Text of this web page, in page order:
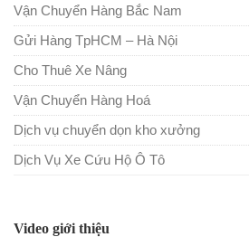
Vận Chuyển Hàng Bắc Nam
Gửi Hàng TpHCM – Hà Nội
Cho Thuê Xe Nâng
Vận Chuyển Hàng Hoá
Dịch vụ chuyển dọn kho xưởng
Dịch Vụ Xe Cứu Hộ Ô Tô
Video giới thiệu